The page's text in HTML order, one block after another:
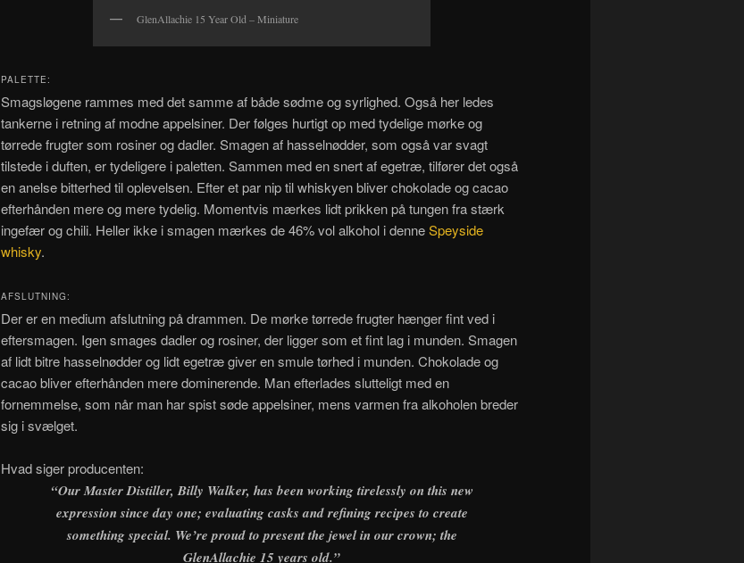
GlenAllachie 15 Year Old – Miniature
PALETTE:
Smagsløgene rammes med det samme af både sødme og syrlighed. Også her ledes
tankerne i retning af modne appelsiner. Der følges hurtigt op med tydelige mørke og
tørrede frugter som rosiner og dadler. Smagen af hasselnødder, som også var svagt
tilstede i duften, er tydeligere i paletten. Sammen med en snert af egetræ, tilfører det også
en anelse bitterhed til oplevelsen. Efter et par nip til whiskyen bliver chokolade og cacao
efterhånden mere og mere tydelig. Momentvis mærkes lidt prikken på tungen fra stærk
ingefær og chili. Heller ikke i smagen mærkes de 46% vol alkohol i denneSpeyside
whisky.
AFSLUTNING:
Der er en medium afslutning på drammen. De mørke tørrede frugter hænger fint ved i
eftersmagen. Igen smages dadler og rosiner, der ligger som et fint lag i munden. Smagen
af lidt bitre hasselnødder og lidt egetræ giver en smule tørhed i munden. Chokolade og
cacao bliver efterhånden mere dominerende. Man efterlades slutteligt med en
fornemmelse, som når man har spist søde appelsiner, mens varmen fra alkoholen breder
sig i svælget.
Hvad siger producenten:
“Our Master Distiller, Billy Walker, has been working tirelessly on this new
expression since day one; evaluating casks and refining recipes to create
something special. We’re proud to present the jewel in our crown; the
GlenAllachie 15 years old.”